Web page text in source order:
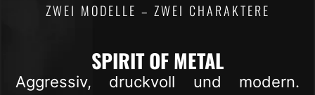
ZWEI MODELLE – ZWEI CHARAKTERE
SPIRIT OF METAL
Aggressiv, druckvoll und modern.